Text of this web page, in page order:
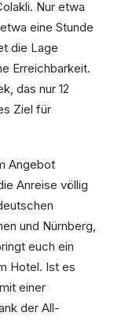
Nur etwa
eine Stunde
die Lage
Erreichbarkeit.
das nur 12
Ziel für
Angebot
Anreise völlig
und Nürnberg,
euch ein
Hotel. Ist es
einer
der All-